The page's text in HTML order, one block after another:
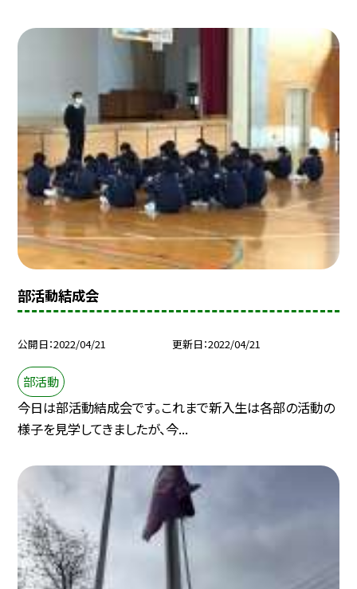
部活動結成会
公開日 2022/04/21 更新日 2022/04/21
部活動
今日は部活動結成会です。これまで新入生は各部の活動の
様子を見学してきましたが、今...